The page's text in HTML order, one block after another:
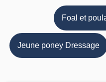
Foal et
Jeune poney Dressage